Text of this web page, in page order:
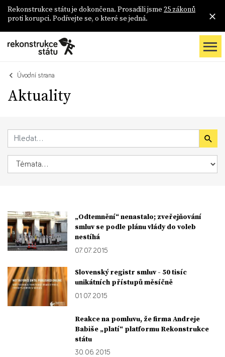
Rekonstrukce státu je dokončena. Prosadili jsme 25 zákonů
proti korupci. Podívejte se, o které se jedná.
Úvodní strana
Aktuality
„Odtemnění“ nenastalo; zveřejňování
smluv se podle plánu vlády do voleb
nestíhá
07. 07. 2015
Slovenský registr smluv - 50 tisíc
unikátních přístupů měsíčně
01. 07. 2015
Reakce na pomluvu, že firma Andreje
Babiše „platí“ platformu Rekonstrukce
státu
30. 06. 2015